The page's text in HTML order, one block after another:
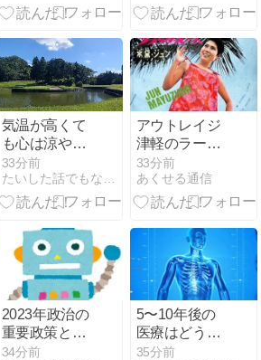
に真夏の訪店
謎だらけの犯
気温が高くて
も心は涼やか
にゴルフをし
たいな
あ、、、
33分前
アウトレイジ
津軽のラーメ
ン屋編
33分前
あくせる通信
2023年政治の
重要政策とそ
の影響を徹底
34分前
5〜10年後の
医療はどう変
わる？AI・血
35分前